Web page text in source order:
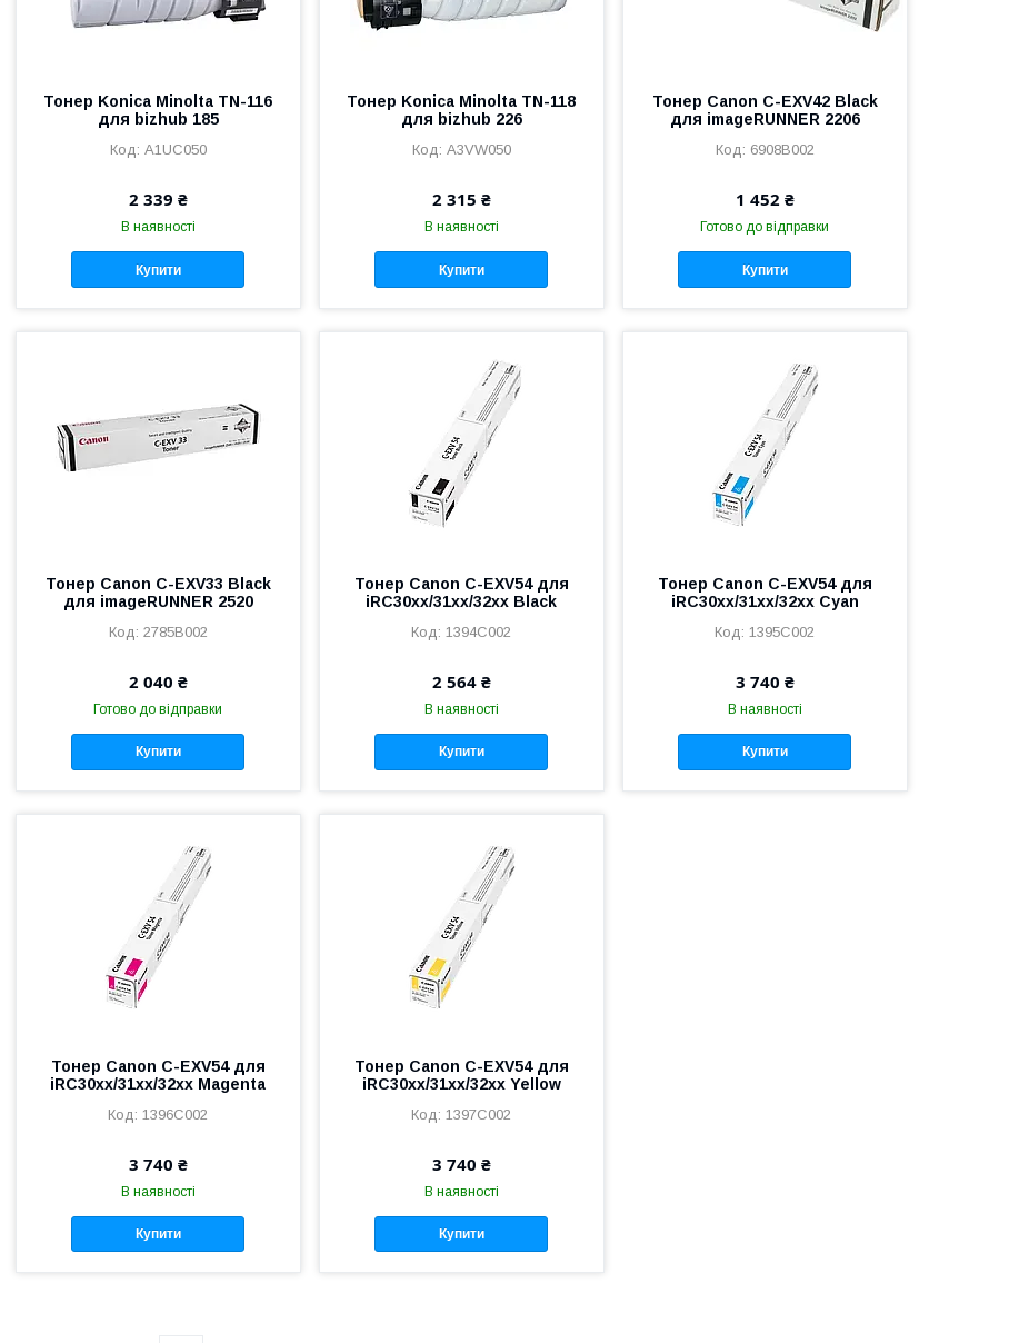
Тонер Konica Minolta TN-116
для bizhub 185
A1UC050
2 339 ₴
В наявності
Купити
Тонер Konica Minolta TN-118
для bizhub 226
A3VW050
2 315 ₴
В наявності
Купити
Тонер Canon C-EXV42 Black
для imageRUNNER 2206
6908B002
1 452 ₴
Готово до відправки
Купити
Тонер Canon C-EXV33 Black
для imageRUNNER 2520
2785B002
2 040 ₴
Готово до відправки
Купити
Тонер Canon C-EXV54 для
iRC30xx/31xx/32xx Black
1394C002
2 564 ₴
В наявності
Купити
Тонер Canon C-EXV54 для
iRC30xx/31xx/32xx Cyan
1395C002
3 740 ₴
В наявності
Купити
Тонер Canon C-EXV54 для
iRC30xx/31xx/32xx Magenta
1396C002
3 740 ₴
В наявності
Купити
Тонер Canon C-EXV54 для
iRC30xx/31xx/32xx Yellow
1397C002
3 740 ₴
В наявності
Купити